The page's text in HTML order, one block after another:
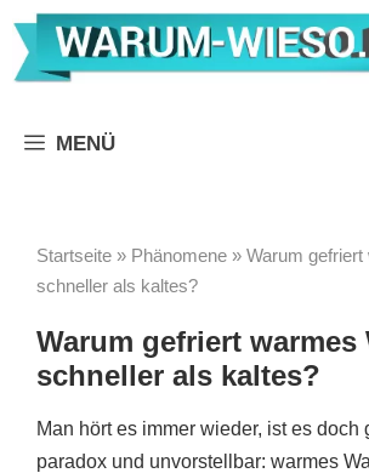
Zum
Inhalt
springen
MENÜ
Startseite » Phänomene » Warum
schneller als kaltes?
Warum gefriert warmes
schneller als kaltes?
Man hört es immer wieder, ist es doch
paradox und unvorstellbar: warmes